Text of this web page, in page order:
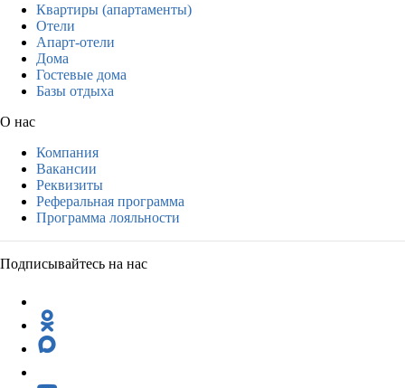
Квартиры (апартаменты)
Отели
Апарт-отели
Дома
Гостевые дома
Базы отдыха
О нас
Компания
Вакансии
Реквизиты
Реферальная программа
Программа лояльности
Подписывайтесь на нас